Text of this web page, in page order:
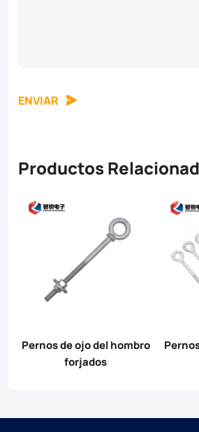
ENVIAR
Productos
Pernos de ojo del hombro
forjados